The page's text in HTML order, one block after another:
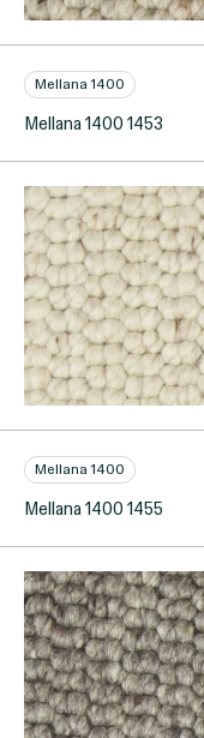
Mellana 1400
Mellana 1400 1453
Mellana 1400
Mellana 1400 1455